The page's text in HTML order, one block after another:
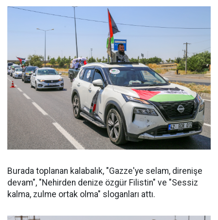
Burada toplanan kalabalık, "Gazze'ye selam, direnişe
devam", "Nehirden denize özgür Filistin" ve "Sessiz
kalma, zulme ortak olma" sloganları attı.